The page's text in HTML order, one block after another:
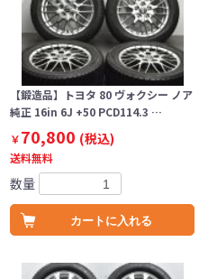
【鍛造品】トヨタ 80 ヴォクシー ノア
純正 16in 6J +50 PCD114.3 …
￥70,800 (税込)
送料無料
数量
カートに入れる